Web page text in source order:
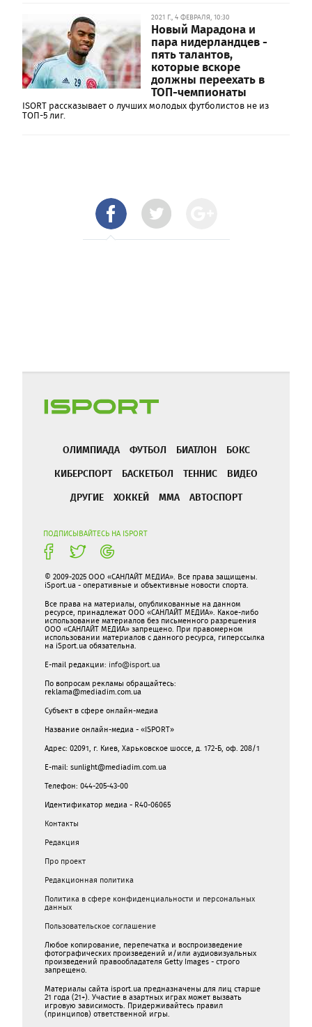
2021 Г., 4 ФЕВРАЛЯ, 10:30
Новый Марадона и
пара нидерландцев -
пять талантов,
которые вскоре
должны переехать в
ТОП-чемпионаты
ISORT рассказывает о лучших молодых футболистов не из
ТОП-5 лиг.
ОЛИМПИАДА ФУТБОЛ БИАТЛОН
БОКС
КИБЕРСПОРТ
БАСКЕТБОЛ ТЕННИС
ВИДЕО
ДРУГИЕ
ХОККЕЙ ММА АВТОСПОРТ
ПОДПИСЫВАЙТЕСЬ НА ISPORT
© 2009-2025 ООО «САНЛАЙТ МЕДИА». Все права защищены.
iSport.ua - оперативные и объективные новости спорта.
Все права на материалы, опубликованные на данном
ресурсе, принадлежат ООО «САНЛАЙТ МЕДИА». Какое-либо
использование материалов без письменного разрешения
ООО «САНЛАЙТ МЕДИА» запрещено. При правомерном
использовании материалов с данного ресурса, гиперссылка
на iSport.ua обязательна.
E-mail редакции: info@isport.ua
По вопросам рекламы обращайтесь:
reklama@mediadim.com.ua
Субъект в сфере онлайн-медиа
Название онлайн-медиа - «ISPORT»
Адрес: 02091, г. Киев, Харьковское шоссе, д. 172-Б, оф. 208/1
E-mail: sunlight@mediadim.com.ua
Телефон: 044-205-43-00
Идентификатор медиа - R40-06065
Контакты
Редакция
Про проект
Редакционная политика
Политика в сфере конфиденциальности и персональных
данных
Пользовательское соглашение
Любое копирование, перепечатка и воспроизведение
фотографических произведений и/или аудиовизуальных
произведений правообладателя Getty Images - строго
запрещено.
Материалы сайта isport.ua предназначены для лиц старше
21 года (21+). Участие в азартных играх может вызвать
игровую зависимость. Придерживайтесь правил
(принципов) ответственной игры.